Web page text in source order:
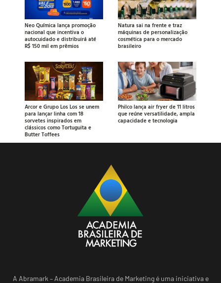
Neo Química lança promoção
nacional que incentiva o
autocuidado e distribuirá até
R$ 150 mil em prêmios
Natura sai na frente e traz
máquinas de personalização
cosmética para o mercado
brasileiro
Arcor e Grupo Los Los se unem
para lançar linha com 18
sorvetes inspirados em
clássicos como Tortuguita e
Butter Toffees
Philco lança air fryer de 11 litros
que reúne versatilidade, ampla
capacidade e tecnologia
A Abramark – Academia Brasileira de Marketing é uma iniciativa e